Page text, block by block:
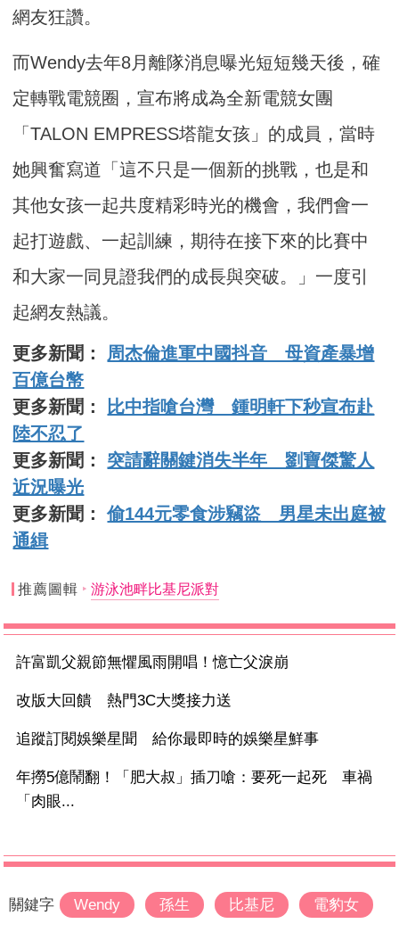
網友狂讚。
而Wendy去年8月離隊消息曝光短短幾天後，確
定轉戰電競圈，宣布將成為全新電競女團
「TALON EMPRESS塔龍女孩」的成員，當時
她興奮寫道「這不只是一個新的挑戰，也是和
其他女孩一起共度精彩時光的機會，我們會一
起打遊戲、一起訓練，期待在接下來的比賽中
和大家一同見證我們的成長與突破。」一度引
起網友熱議。
更多新聞： 周杰倫進軍中國抖音 母資產暴增
百億台幣
更多新聞：
比中指嗆台灣 鍾明軒下秒宣布赴
陸不忍了
更多新聞： 突請辭關鍵消失半年 劉寶傑驚人
近況曝光
更多新聞：偷144元零食涉竊盜 男星未出庭被
通緝
推薦圖輯 游泳池畔比基尼派對
許富凱父親節無懼風雨開唱！憶亡父淚崩
改版大回饋 熱門3C大獎接力送
追蹤訂閱娛樂星聞 給你最即時的娛樂星鮮事
年撈5億鬧翻！「肥大叔」插刀嗆：要死一起死 車禍
「肉眼...
關鍵字 Wendy 孫生 比基尼 電豹女